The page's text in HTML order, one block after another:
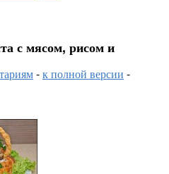
с мясом, рисом и
-к полной версии -